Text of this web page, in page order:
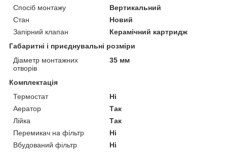
Спосіб монтажу
Вертикальний
Стан
Новий
Запірний клапан
Керамічний картридж
Габаритні і приєднувальні розміри
Діаметр монтажних
отворів
35 мм
Комплектація
Термостат
Ні
Аератор
Так
Лійка
Так
Перемикач на фільтр
Ні
Вбудований фільтр
Ні